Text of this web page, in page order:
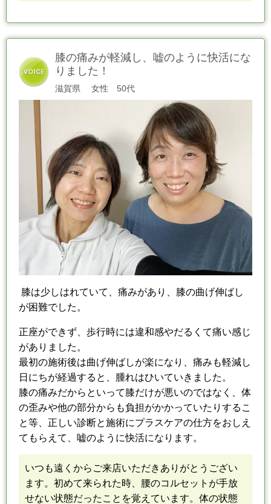
膝の痛みが軽減し、嘘のように快活にな
りました！
滋賀県 女性 50代
膝は少しはれていて、痛みがあり、膝の曲げ伸ばし
が困難でした。
正座ができず、歩行時には違和感やだる くて痛い感じ
がありました。
最初の施術後は曲げ伸ばしが楽になり、痛みも軽減し
日にちが経過すると、腫れはひいていきました 。
膝の痛みだからといって膝だけが悪いのではなく、 体
の歪みや他の部分からも負担がかかっていたりするこ
と等、正しい診断と施術にプラスケアの仕方をおしえ
てもらえて、嘘のように快活になります。
いつも遠くからご来店いただきありがとうござい
ます。 初めて来られた時、腰のコルセットが手放
せない状態だった こと を覚えています。 体の状態